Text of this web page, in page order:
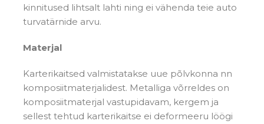
kinnitused lihtsalt lahti ning ei vähenda teie auto
turvatärnide arvu.
Materjal
Karterikaitsed valmistatakse uue põlvkonna nn
komposiitmaterjalidest. Metalliga võrreldes on
komposiitmaterjal vastupidavam, kergem ja
sellest tehtud karterikaitse ei deformeeru löögi